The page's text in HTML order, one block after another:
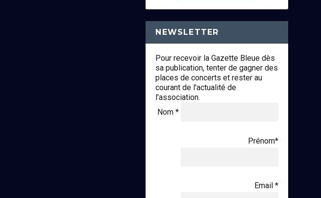
NEWSLETTER
Pour recevoir la Gazette Bleue dès
sa publication, tenter de gagner des
places de concerts et rester au
courant de l'actualité de
l'association.
Nom *
Prénom*
Email *